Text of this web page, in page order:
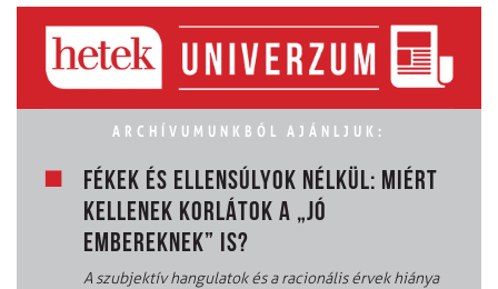
ARCHÍVUMUNKBÓL AJÁNLJUK:
FÉKEK ÉS ELLENSÚLYOK NÉLKÜL: MIÉRT
KELLENEK KORLÁTOK A „JÓ
EMBEREKNEK” IS?
A szubjektív hangulatok és a racionális érvek hiánya